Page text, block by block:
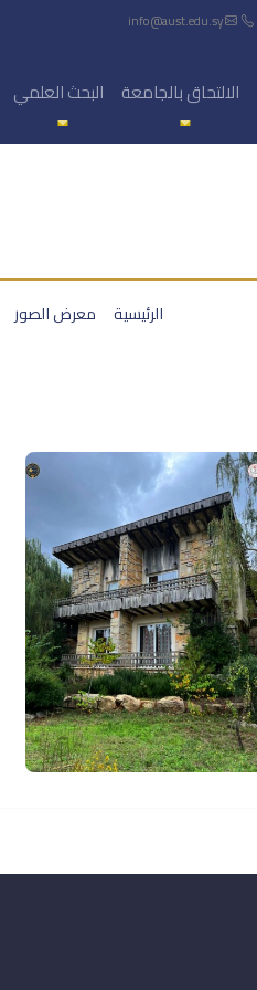
الالتحاق بالجامعة البحث العلمي
الرئيسية معرض الصور